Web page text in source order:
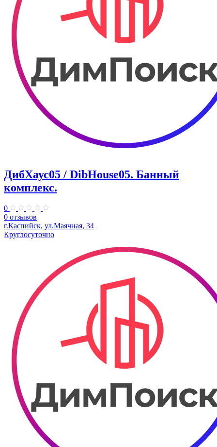
ДибХаус05 / DibHouse05. Банный
комплекс.
0
0 отзывов
г.Каспийск, ул.Маячная, 34
Круглосуточно